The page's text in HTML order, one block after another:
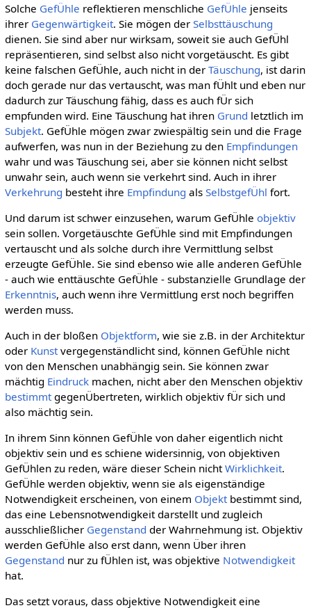
Solche GefÜhle reflektieren menschliche GefÜhle jenseits
ihrer Gegenwärtigkeit. Sie mögen der Selbsttäuschung
dienen. Sie sind aber nur wirksam, soweit sie auch GefÜhl
repräsentieren, sind selbst also nicht vorgetäuscht. Es gibt
keine falschen GefÜhle, auch nicht in der Täuschung, ist darin
doch gerade nur das vertauscht, was man fÜhlt und eben nur
dadurch zur Täuschung fähig, dass es auch fÜr sich
empfunden wird. Eine Täuschung hat ihren Grund letztlich im
Subjekt. GefÜhle mögen zwar zwiespältig sein und die Frage
aufwerfen, was nun in der Beziehung zu den Empfindungen
wahr und was Täuschung sei, aber sie können nicht selbst
unwahr sein, auch wenn sie verkehrt sind. Auch in ihrer
Verkehrung besteht ihre Empfindung als SelbstgefÜhl fort.
Und darum ist schwer einzusehen, warum GefÜhle objektiv
sein sollen. Vorgetäuschte GefÜhle sind mit Empfindungen
vertauscht und als solche durch ihre Vermittlung selbst
erzeugte GefÜhle. Sie sind ebenso wie alle anderen GefÜhle
- auch wie enttäuschte GefÜhle - substanzielle Grundlage der
Erkenntnis, auch wenn ihre Vermittlung erst noch begriffen
werden muss.
Auch in der bloßen Objektform, wie sie z.B. in der Architektur
oder Kunstvergegenständlicht sind, können GefÜhle nicht
von den Menschen unabhängig sein. Sie können zwar
mächtig Eindruckmachen, nicht aber den Menschen objektiv
bestimmtgegenÜbertreten, wirklich objektiv fÜr sich und
also mächtig sein.
In ihrem Sinn können GefÜhle von daher eigentlich nicht
objektiv sein und es schiene widersinnig, von objektiven
GefÜhlen zu reden, wäre dieser Schein nichtWirklichkeit.
GefÜhle werden objektiv, wenn sie als eigenständige
Notwendigkeit erscheinen, von einem Objektbestimmt sind,
das eine Lebensnotwendigkeit darstellt und zugleich
ausschließlicher Gegenstand der Wahrnehmung ist. Objektiv
werden GefÜhle also erst dann, wenn Über ihren
Gegenstand nur zu fÜhlen ist, was objektive Notwendigkeit
hat.
Das setzt voraus, dass objektive Notwendigkeit eine